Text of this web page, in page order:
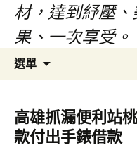
材，達到紓壓
果、一次享受。
選單
容
高雄抓漏便利站
款付出手錶借款